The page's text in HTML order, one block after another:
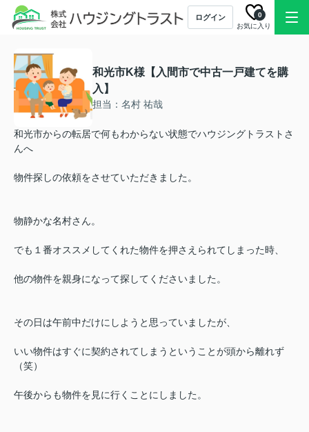
ログイン
お気に入り
0
和光市K様【入間市で中古一戸建てを購
入】
担当：名村 祐哉
和光市からの転居で何もわからない状態でハウジングトラストさ
んへ
物件探しの依頼をさせていただきました。
物静かな名村さん。
でも１番オススメしてくれた物件を押さえられてしまった時、
他の物件を親身になって探してくださいました。
その日は午前中だけにしようと思っていましたが、
いい物件はすぐに契約されてしまうということが頭から離れず
（笑）
午後からも物件を見に行くことにしました。